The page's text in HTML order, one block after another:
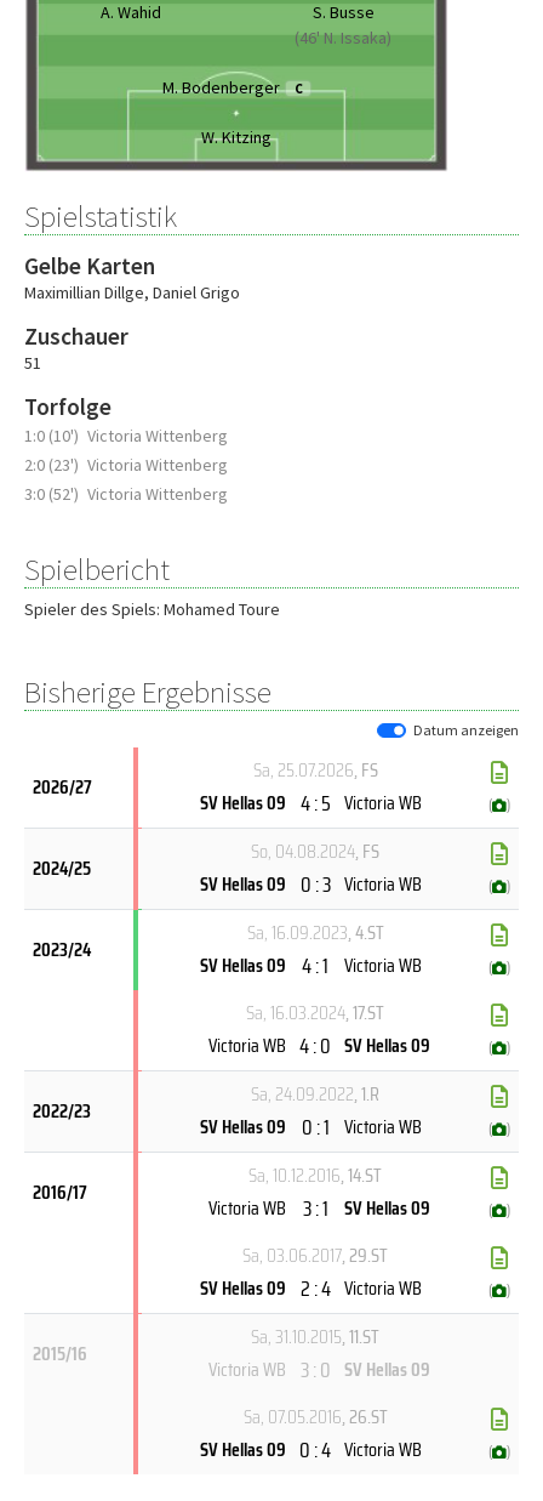
A. Wahid
S. Busse
(46' N. Issaka)
M. Bodenberger C
W. Kitzing
Spielstatistik
Gelbe Karten
Maximillian Dillge, Daniel Grigo
Zuschauer
51
Torfolge
1:0 (10') Victoria Wittenberg
2:0 (23') Victoria Wittenberg
3:0 (52') Victoria Wittenberg
Spielbericht
Spieler des Spiels: Mohamed Toure
Bisherige Ergebnisse
Datum anzeigen
2026/27
Sa, 25.07.2026, FS
SV Hellas 09 4 : 5 Victoria WB ( )
2024/25
So, 04.08.2024, FS
SV Hellas 09 0 : 3 Victoria WB ( )
2023/24
Sa, 16.09.2023, 4.ST
SV Hellas 09 4 : 1 Victoria WB ( )
Sa, 16.03.2024, 17.ST
Victoria WB 4 : 0 SV Hellas 09 ( )
2022/23
Sa, 24.09.2022, 1.R
SV Hellas 09 0 : 1 Victoria WB ( )
2016/17
Sa, 10.12.2016, 14.ST
Victoria WB 3 : 1 SV Hellas 09 ( )
Sa, 03.06.2017, 29.ST
SV Hellas 09 2 : 4 Victoria WB ( )
2015/16
Sa, 31.10.2015, 11.ST
Victoria WB 3 : 0 SV Hellas 09
Sa, 07.05.2016, 26.ST
SV Hellas 09 0 : 4 Victoria WB ( )